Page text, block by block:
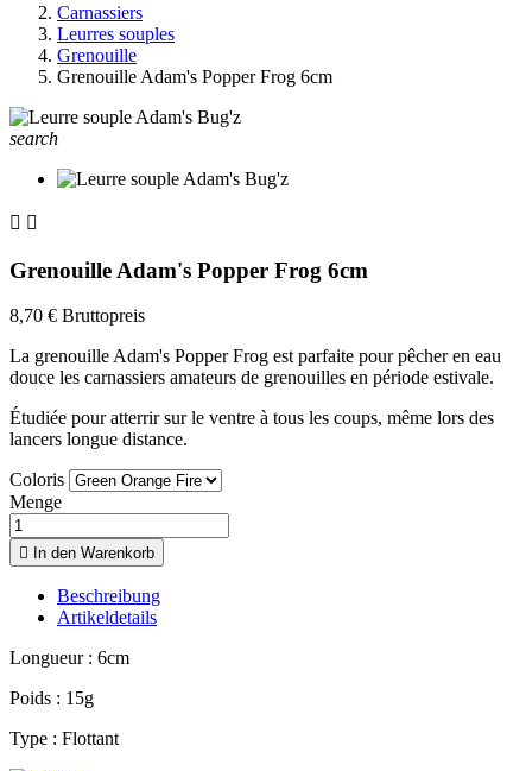
Carnassiers
Leurres souples
Grenouille
Grenouille Adam's Popper Frog 6cm
search
 
Grenouille Adam's Popper Frog 6cm
8,70 € Bruttopreis
La grenouille Adam's Popper Frog est parfaite pour pêcher en eau
douce les carnassiers amateurs de grenouilles en période estivale.
Étudiée pour atterrir sur le ventre à tous les coups, même lors des
lancers longue distance.
Coloris
Menge
 In den Warenkorb
Beschreibung
Artikeldetails
Longueur : 6cm
Poids : 15g
Type : Flottant